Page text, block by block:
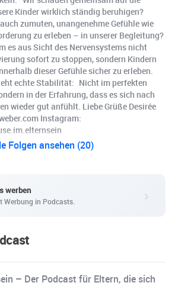
Kinder wirklich ständig beruhigen?
zumuten, unangenehme Gefühle wie
zu erleben – in unserer Begleitung?
es aus Sicht des Nervensystems nicht
sofort zu stoppen, sondern Kindern
dieser Gefühle sicher zu erleben.
echte Stabilität: Nicht im perfekten
in der Erfahrung, dass es sich nach
wieder gut anfühlt. Liebe Grüße Desirée
Instagram:
Folgen ansehen (20)
werben
Werbung in Podcasts.
– Der Podcast für Eltern, die sich